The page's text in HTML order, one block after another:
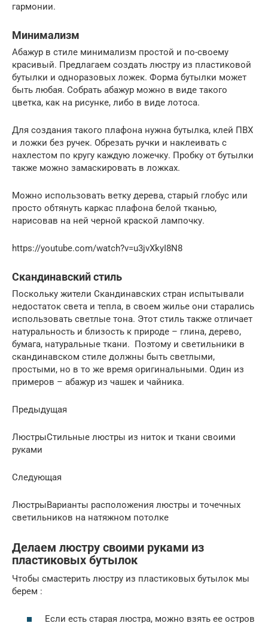
гармонии.
Минимализм
Абажур в стиле минимализм простой и по-своему
красивый. Предлагаем создать люстру из пластиковой
бутылки и одноразовых ложек. Форма бутылки может
быть любая. Собрать абажур можно в виде такого
цветка, как на рисунке, либо в виде лотоса.
Для создания такого плафона нужна бутылка, клей ПВХ
и ложки без ручек. Обрезать ручки и наклеивать с
нахлестом по кругу каждую ложечку. Пробку от бутылки
также можно замаскировать в ложках.
Можно использовать ветку дерева, старый глобус или
просто обтянуть каркас плафона белой тканью,
нарисовав на ней черной краской лампочку.
https://youtube.com/watch?v=u3jvXkyI8N8
Скандинавский стиль
Поскольку жители Скандинавских стран испытывали
недостаток света и тепла, в своем жилье они старались
использовать светлые тона. Этот стиль также отличает
натуральность и близость к природе – глина, дерево,
бумага, натуральные ткани. Поэтому и светильники в
скандинавском стиле должны быть светлыми,
простыми, но в то же время оригинальными. Один из
примеров – абажур из чашек и чайника.
Предыдущая
ЛюстрыСтильные люстры из ниток и ткани своими
руками
Следующая
ЛюстрыВарианты расположения люстры и точечных
светильников на натяжном потолке
Делаем люстру своими руками из
пластиковых бутылок
Чтобы смастерить люстру из пластиковых бутылок мы
берем :
Если есть старая люстра, можно взять ее остров